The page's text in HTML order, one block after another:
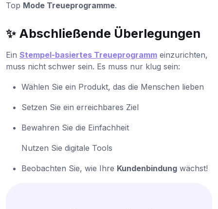
Top Mode Treueprogramme.
✨ Abschließende Überlegungen
Ein Stempel-basiertes Treueprogramm einzurichten,
muss nicht schwer sein. Es muss nur klug sein:
Wählen Sie ein Produkt, das die Menschen lieben
Setzen Sie ein erreichbares Ziel
Bewahren Sie die Einfachheit
Nutzen Sie digitale Tools
Beobachten Sie, wie Ihre Kundenbindung wächst!